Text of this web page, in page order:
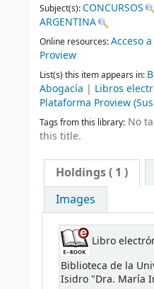
Subject(s):CONCURSOS
ARGENTINA
Online resources:Acceso
Proview
List(s) this item appears in:
Abogacía | Libros
Plataforma Proview
Tags from this library: No
this title.
Holdings( 1 )
Images
Libro
Biblioteca de la
Isidro "Dra. María